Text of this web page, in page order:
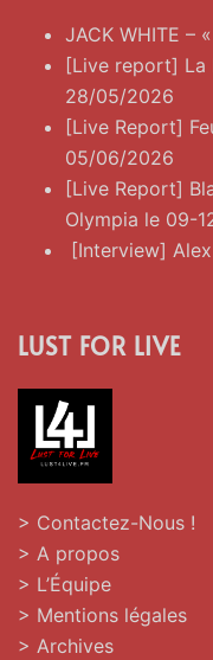
JACK WHITE –
[Live report] La
28/05/2026
[Live Report]
05/06/2026
[Live Report]
Olympia le 09-
[Interview]
LUST FOR LIVE
> Contactez-Nous !
> A propos
> L’Équipe
> Mentions légales
> Archives